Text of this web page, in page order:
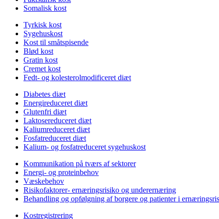
Somalisk kost
Tyrkisk kost
Sygehuskost
Kost til småtspisende
Blød kost
Gratin kost
Cremet kost
Fedt- og kolesterolmodificeret diæt
Diabetes diæt
Energireduceret diæt
Glutenfri diæt
Laktosereduceret diæt
Kaliumreduceret diæt
Fosfatreduceret diæt
Kalium- og fosfatreduceret sygehuskost
Kommunikation på tværs af sektorer
Energi- og proteinbehov
Væskebehov
Risikofaktorer- ernæringsrisiko og underernæring
Behandling og opfølgning af borgere og patienter i
Kostregistrering